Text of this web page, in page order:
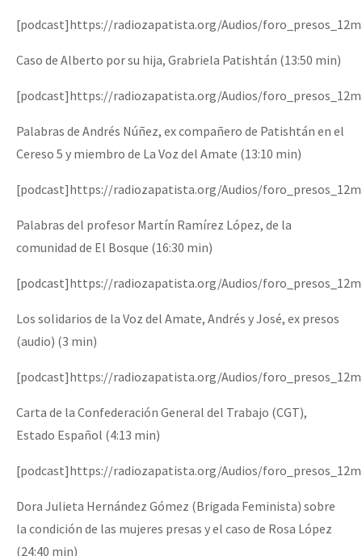
[podcast]https://radiozapatista.org/Audios/
Caso de Alberto por su hija, Grabriela Patishtán (13:50 min)
[podcast]https://radiozapatista.org/Audios/
Palabras de Andrés Núñez, ex compañero de Patishtán en el
Cereso 5 y miembro de La Voz del Amate (13:10 min)
[podcast]https://radiozapatista.org/Audios/
Palabras del profesor Martín Ramírez López, de la
comunidad de El Bosque (16:30 min)
[podcast]https://radiozapatista.org/Audios/
Los solidarios de la Voz del Amate, Andrés y José, ex presos
(audio) (3 min)
[podcast]https://radiozapatista.org/Audios/
Carta de la Confederación General del Trabajo (CGT),
Estado Español (4:13 min)
[podcast]https://radiozapatista.org/Audios/
Dora Julieta Hernández Gómez (Brigada Feminista) sobre
la condición de las mujeres presas y el caso de Rosa López
(24:40 min)